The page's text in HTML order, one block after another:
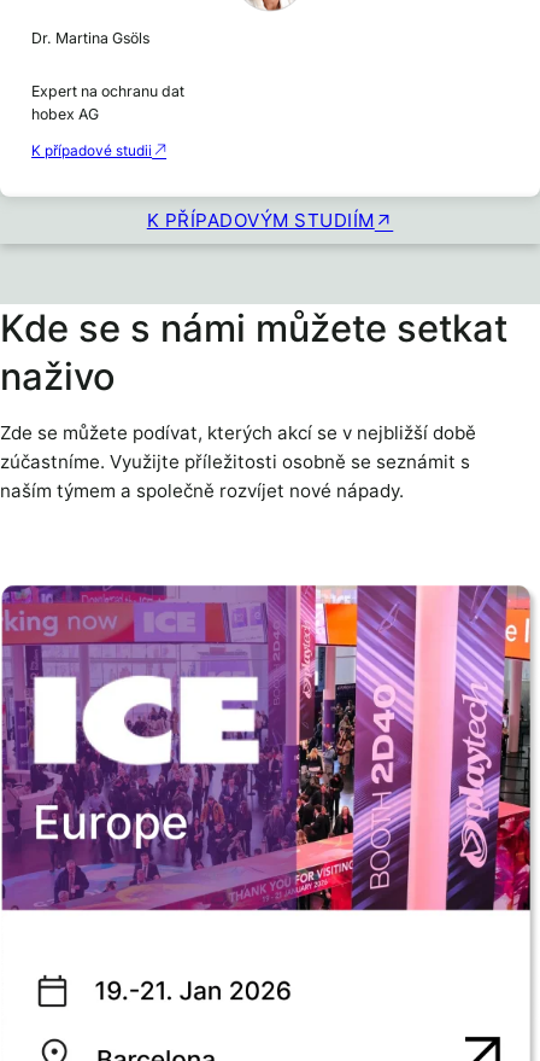
Dr. Martina Gsöls
Expert na ochranu dat
hobex AG
K případové studii
K PŘÍPADOVÝM STUDIÍM
Kde se s námi můžete setkat
naživo
Zde se můžete podívat, kterých akcí se v nejbližší době
zúčastníme. Využijte příležitosti osobně se seznámit s
naším týmem a společně rozvíjet nové nápady.